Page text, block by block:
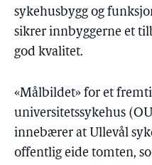
sykehusbygg og
sikrer innbyggerne et
god kvalitet.
«Målbildet» for et
universitetssykehus
innebærer at Ullevål
offentlig eide tomten,